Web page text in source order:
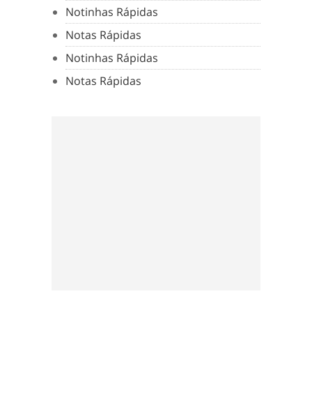
Notinhas Rápidas
Notas Rápidas
Notinhas Rápidas
Notas Rápidas